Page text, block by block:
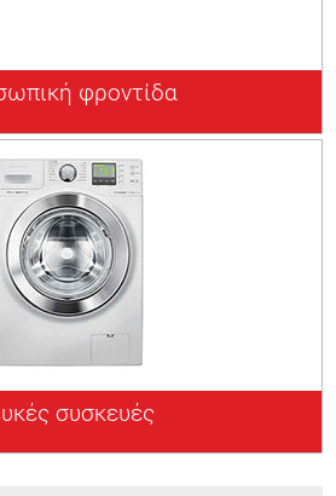
φροντίδα
συσκευές